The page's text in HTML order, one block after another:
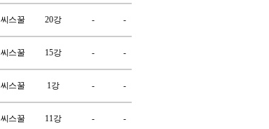
씨스꿀 20강 - -
씨스꿀 15강 - -
씨스꿀 1강 - -
씨스꿀 11강 - -